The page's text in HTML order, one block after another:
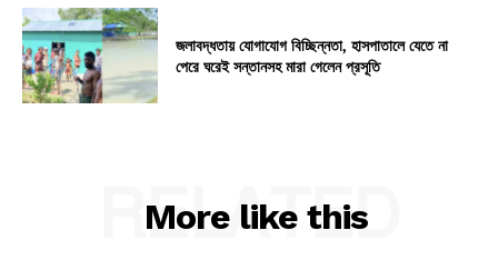
জলাবদ্ধতায় যোগাযোগ বিচ্ছিন্নতা, হাসপাতালে যেতে না
পেরে ঘরেই সন্তানসহ মারা গেলেন প্রসূতি
More like this
RELATED